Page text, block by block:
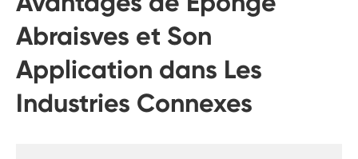
Abraisves et Son
Application dans Les
Industries Connexes